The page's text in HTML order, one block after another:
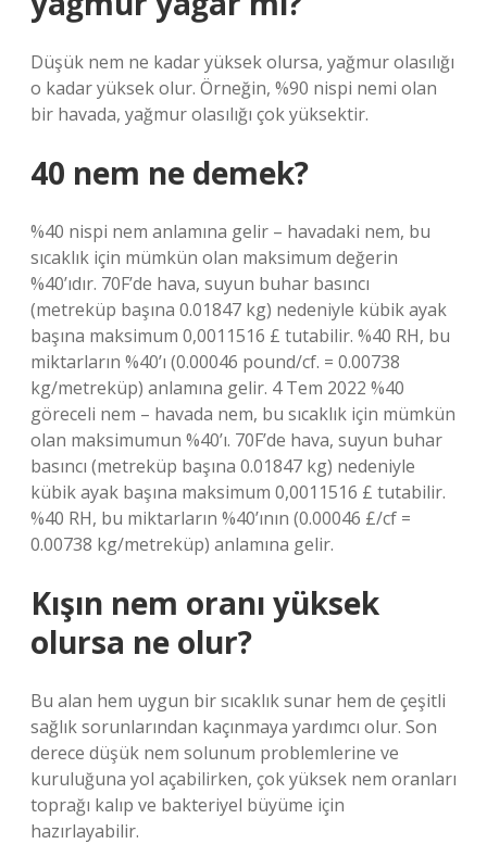
Düşük nem ne kadar yüksek olursa, yağmur olasılığı
o kadar yüksek olur. Örneğin, %90 nispi nemi olan
bir havada, yağmur olasılığı çok yüksektir.
40 nem ne demek?
%40 nispi nem anlamına gelir – havadaki nem, bu
sıcaklık için mümkün olan maksimum değerin
%40’ıdır. 70F’de hava, suyun buhar basıncı
(metreküp başına 0.01847 kg) nedeniyle kübik ayak
başına maksimum 0,0011516 £ tutabilir. %40 RH, bu
miktarların %40’ı (0.00046 pound/cf. = 0.00738
kg/metreküp) anlamına gelir. 4 Tem 2022 %40
göreceli nem – havada nem, bu sıcaklık için mümkün
olan maksimumun %40’ı. 70F’de hava, suyun buhar
basıncı (metreküp başına 0.01847 kg) nedeniyle
kübik ayak başına maksimum 0,0011516 £ tutabilir.
%40 RH, bu miktarların %40’ının (0.00046 £/cf =
0.00738 kg/metreküp) anlamına gelir.
Kışın nem oranı yüksek
olursa ne olur?
Bu alan hem uygun bir sıcaklık sunar hem de çeşitli
sağlık sorunlarından kaçınmaya yardımcı olur. Son
derece düşük nem solunum problemlerine ve
kuruluğuna yol açabilirken, çok yüksek nem oranları
toprağı kalıp ve bakteriyel büyüme için
hazırlayabilir.